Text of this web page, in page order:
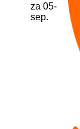
za 05-
sep.